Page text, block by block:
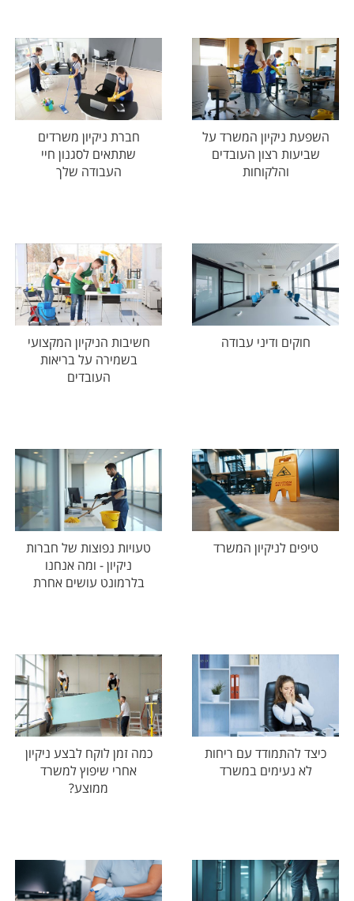
השפעת ניקיון המשרד על
שביעות רצון העובדים
והלקוחות
חברת ניקיון משרדים
שתתאים לסגנון חיי
העבודה שלך
חוקים ודיני עבודה
חשיבות הניקיון המקצועי
בשמירה על בריאות
העובדים
טיפים לניקיון המשרד
טעויות נפוצות של חברות
ניקיון - ומה אנחנו
בלרמונט עושים אחרת
כיצד להתמודד עם ריחות
לא נעימים במשרד
כמה זמן לוקח לבצע ניקיון
אחרי שיפוץ למשרד
ממוצע?